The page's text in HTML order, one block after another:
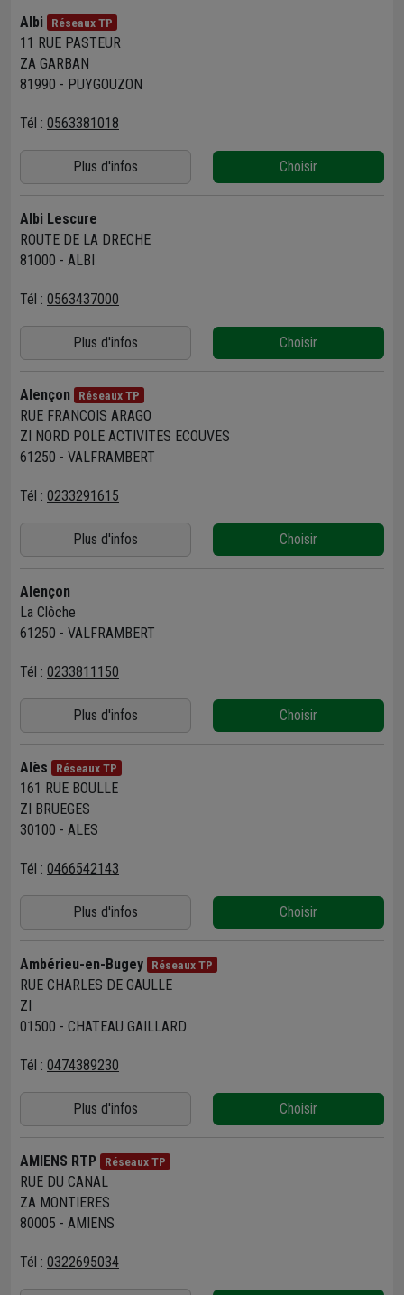
Albi Réseaux TP
11 RUE PASTEUR
ZA GARBAN
81990 - PUYGOUZON
Tél : 0563381018
Plus d'infos Choisir
Albi Lescure
ROUTE DE LA DRECHE
81000 - ALBI
Tél : 0563437000
Plus d'infos Choisir
Alençon Réseaux TP
RUE FRANCOIS ARAGO
ZI NORD POLE ACTIVITES ECOUVES
61250 - VALFRAMBERT
Tél : 0233291615
Plus d'infos Choisir
Alençon
La Clôche
61250 - VALFRAMBERT
Tél : 0233811150
Plus d'infos Choisir
Alès Réseaux TP
161 RUE BOULLE
ZI BRUEGES
30100 - ALES
Tél : 0466542143
Plus d'infos Choisir
Ambérieu-en-Bugey Réseaux TP
RUE CHARLES DE GAULLE
ZI
01500 - CHATEAU GAILLARD
Tél : 0474389230
Plus d'infos Choisir
AMIENS RTP Réseaux TP
RUE DU CANAL
ZA MONTIERES
80005 - AMIENS
Tél : 0322695034